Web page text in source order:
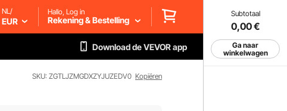
Subtotaal
0,00€
Ga naar
winkelwagen
NL/
EUR
Hallo, Log in
Rekening & Bestelling
Download de VEVOR app
SKU: ZGTLJZMGDXZYJUZEDV0 Kopiëren